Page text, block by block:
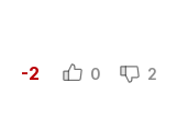
-2 0 2